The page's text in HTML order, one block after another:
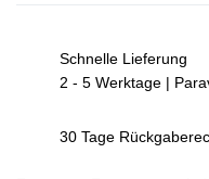
Schnelle Lieferung
2 - 5 Werktage |
30 Tage